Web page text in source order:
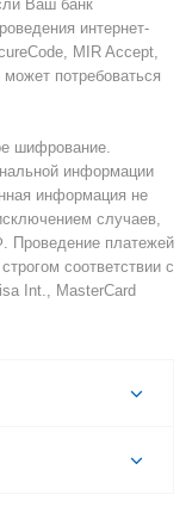
Ваш банк
интернет-
MIR Accept,
потребоваться
шифрование.
информации
информация не
случаев,
Проведение платежей
соответствии с
Int., MasterCard